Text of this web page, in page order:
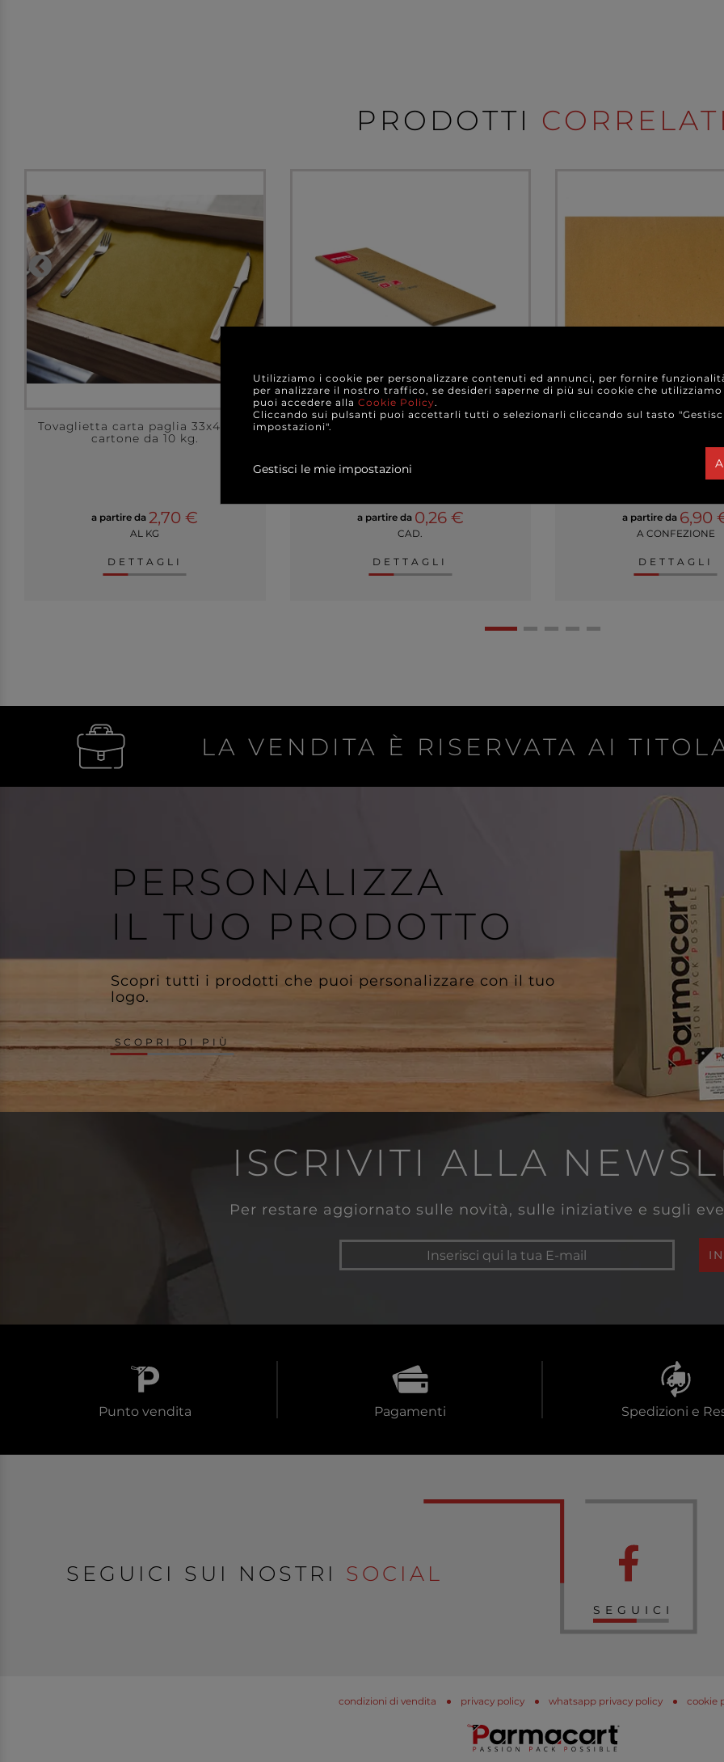
PRODOTTI
Tovaglietta carta paglia 33x40cm,
cartone da 10 kg.
a partire da2,70 €
AL KG
DETTAGLI
Tovaglia in carta paglia 100x100cm,
a partire da 0,26 €
CAD.
DETTAGLI
a partire da 6,90
A CONFEZIONE
DETTAGLI
LA VENDITA È RISERVATA AI
PERSONALIZZA
IL TUO PRODOTTO
Scopri tutti i prodotti che puoi personalizzare con il tuo
logo.
SCOPRI DI PIÙ
ISCRIVITI ALLA
Per restare aggiornato sulle novità, sulle iniziative e sugli
Punto vendita Pagamenti Spedizioni e
SEGUICI SUI NOSTRI SOCIAL
SEGUICI
condizioni di vendita privacy policy whatsapp privacy policy cookie
Utilizziamo i cookie per personalizzare contenuti ed annunci, per fornire
per analizzare il nostro traffico, se desideri saperne di più sui cookie che
puoi accedere alla Cookie Policy.
Cliccando sui pulsanti puoi accettarli tutti o selezionarli cliccando sul tasto
impostazioni".
Gestisci le mie impostazioni